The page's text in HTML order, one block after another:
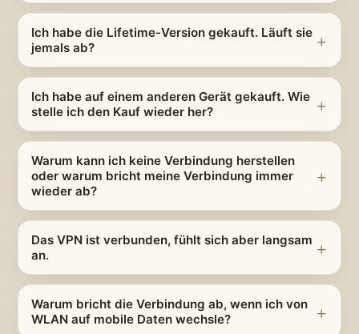
Ich habe die Lifetime-Version gekauft. Läuft sie
jemals ab?
Ich habe auf einem anderen Gerät gekauft. Wie
stelle ich den Kauf wieder her?
Warum kann ich keine Verbindung herstellen
oder warum bricht meine Verbindung immer
wieder ab?
Das VPN ist verbunden, fühlt sich aber langsam
an.
Warum bricht die Verbindung ab, wenn ich von
WLAN auf mobile Daten wechsle?